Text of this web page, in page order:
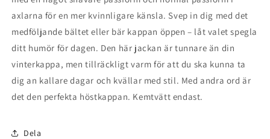
axlarna för en mer kvinnligare känsla. Svep in dig med det
medföljande bältet eller bär kappan öppen – låt valet spegla
ditt humör för dagen. Den här jackan är tunnare än din
vinterkappa, men tillräckligt varm för att du ska kunna ta
dig an kallare dagar och kvällar med stil. Med andra ord är
det den perfekta höstkappan. Kemtvätt endast.
Dela